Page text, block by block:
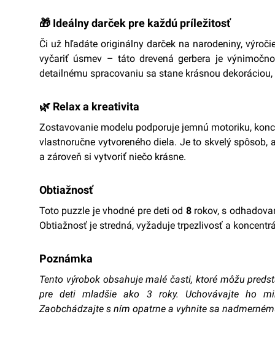
🎁 Ideálny darček pre každú príležitosť
Či už hľadáte originálny darček na narodeniny,
vyčariť úsmev – táto drevená gerbera je
detailnému spracovaniu sa stane krásnou dekoráciou,
🌿 Relax a kreativita
Zostavovanie modelu podporuje jemnú motoriku,
vlastnoručne vytvoreného diela. Je to skvelý
a zároveň si vytvoriť niečo krásne.
Obtiažnosť
Toto puzzle je vhodné pre deti od 8rokov, s
Obtiažnosť je stredná, vyžaduje trpezlivosť a
Poznámka
Tento výrobok obsahuje malé časti, ktoré môžu
pre deti mladšie ako 3 roky. Uchovávajte ho
Zaobchádzajte s ním opatrne a vyhnite sa